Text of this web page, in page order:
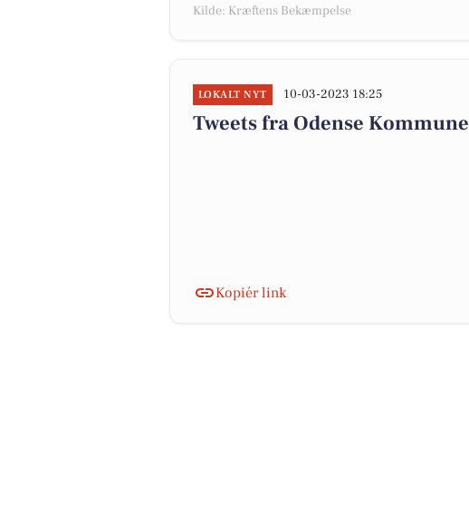
Kilde: Kræftens Bekæmpelse
LOKALT NYT 10-03-2023 18:25
Tweets fra Odense Kommune
Kopiér link